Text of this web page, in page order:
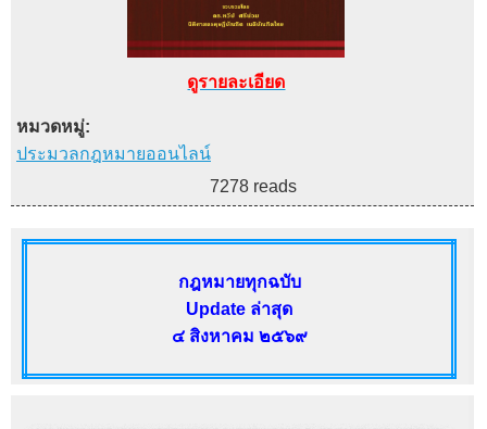
ดูรายละเอียด
หมวดหมู่:
ประมวลกฎหมายออนไลน์
7278 reads
กฎหมายทุกฉบับ
Update ล่าสุด
๔ สิงหาคม ๒๕๖๙